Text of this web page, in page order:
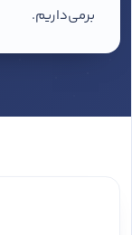
برمی‌داریم.